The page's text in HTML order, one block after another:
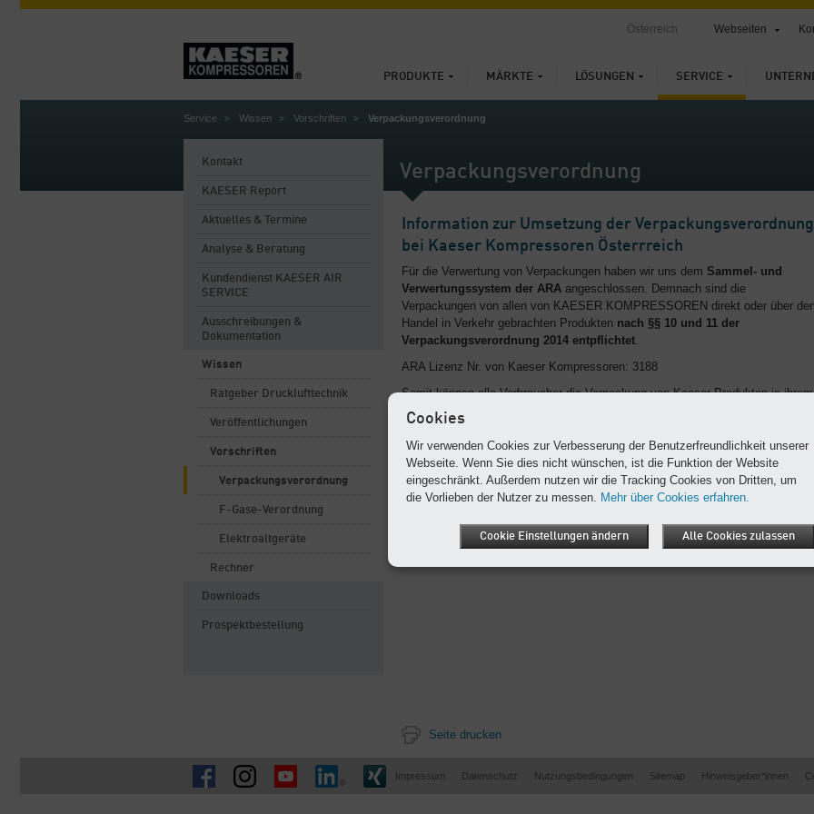
PRODUKTE MÄRKTE LÖSUNGEN SERVICE
Österreich Webseiten
Service Wissen Vorschriften Verpackungsverordnung
Verpackungsverordnung
Kontakt
KAESER Report
Aktuelles & Termine
Analyse & Beratung
Kundendienst KAESER AIR
SERVICE
Ausschreibungen &
Dokumentation
Wissen
Ratgeber Drucklufttechnik
Veröffentlichungen
Vorschriften
Verpackungsverordnung
F-Gase-Verordnung
Elektroaltgeräte
Rechner
Downloads
Prospektbestellung
Information zur Umsetzung der Verpackungsverordnung
bei Kaeser Kompressoren Österrreich
Für die Verwertung von Verpackungen haben wir uns dem Sammel- und
Verwertungssystem der ARA angeschlossen. Demnach sind die
Verpackungen von allen von KAESER KOMPRESSOREN direkt oder über
Handel in Verkehr gebrachten Produkten nach §§ 10 und 11 der
Verpackungsverordnung 2014 entpflichtet.
ARA Lizenz Nr. von Kaeser Kompressoren: 3188
Somit können alle Verbraucher die Verpackung von Kaeser Produkten in ihrem
Sammelbehälter für Verpackungsmaterialien
Seite drucken
Impressum Datenschutz Nutzungsbedingungen Sitemap Hinweisgeber*innen
Cookies
Wir verwenden Cookies zur Verbesserung der Benutzerfreundlichkeit unserer
Webseite. Wenn Sie dies nicht wünschen, ist die Funktion der Website
eingeschränkt. Außerdem nutzen wir die Tracking Cookies von Dritten, um
die Vorlieben der Nutzer zu messen. Mehr über Cookies erfahren.
Cookie Einstellungen ändern Alle Cookies zulassen